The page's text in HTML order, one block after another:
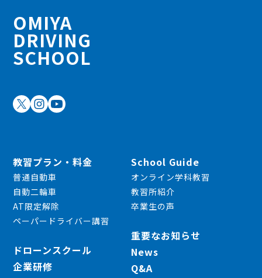
OMIYA
DRIVING
SCHOOL
教習プラン・料金
普通自動車
自動二輪車
AT限定解除
ペーパードライバー講習
ドローンスクール
企業研修
School Guide
オンライン学科教習
教習所紹介
卒業生の声
重要なお知らせ
News
Q&A